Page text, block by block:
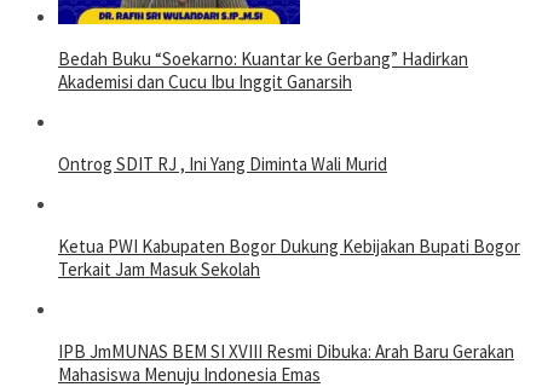
Bedah Buku “Soekarno: Kuantar ke Gerbang” Hadirkan
Akademisi dan Cucu Ibu Inggit Ganarsih
Ontrog SDIT RJ , Ini Yang Diminta Wali Murid
Ketua PWI Kabupaten Bogor Dukung Kebijakan Bupati Bogor
Terkait Jam Masuk Sekolah
IPB JmMUNAS BEM SI XVIII Resmi Dibuka: Arah Baru Gerakan
Mahasiswa Menuju Indonesia Emas